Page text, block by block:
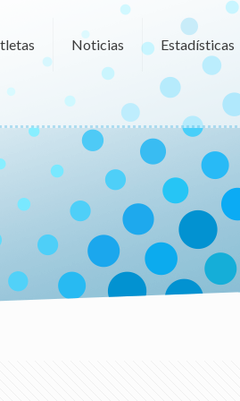
Noticias Estadísticas